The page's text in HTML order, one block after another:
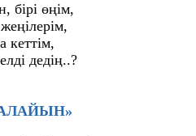
бірі өңім,
кеттім,
дедің..?